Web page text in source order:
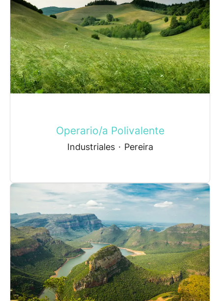
Operario/a Polivalente
Industriales · Pereira